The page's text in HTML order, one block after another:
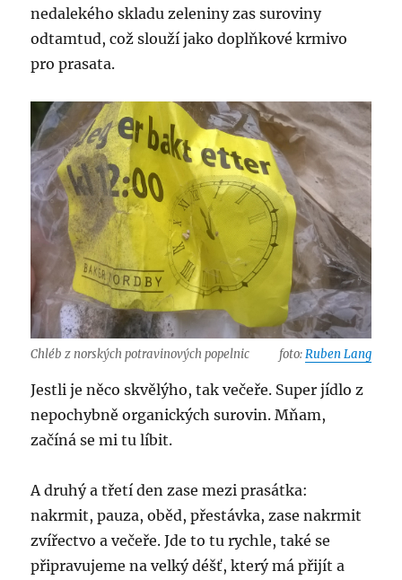
nedalekého skladu zeleniny zas suroviny
odtamtud, což slouží jako doplňkové krmivo
pro prasata.
Chléb z norských potravinových popelnic foto:Ruben Lang
Jestli je něco skvělýho, tak večeře. Super jídlo z
nepochybně organických surovin. Mňam,
začíná se mi tu líbit.
A druhý a třetí den zase mezi prasátka:
nakrmit, pauza, oběd, přestávka, zase nakrmit
zvířectvo a večeře. Jde to tu rychle, také se
připravujeme na velký déšť, který má přijít a